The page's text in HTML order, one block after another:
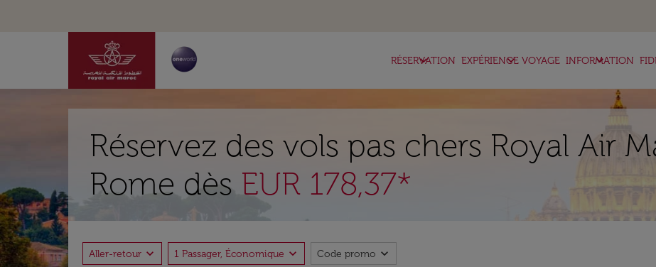
RÉSERVATION
keyboard_arrow_down EXPÉRIENCE VOYAGE
keyboard_arrow_down INFORMATION
keyboard_arrow_down
Réservez des vols pas chers Royal Air
Rome dès EUR 178,37*
Aller-retour expand_more 1 Passager, Économique expand_more Code promo expand_more